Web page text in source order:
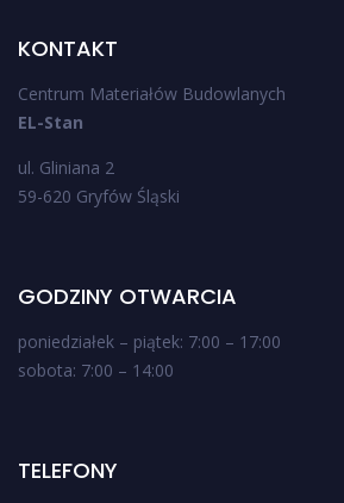
KONTAKT
Centrum Materiałów Budowlanych
EL-Stan
ul. Gliniana 2
59-620 Gryfów Śląski
GODZINY OTWARCIA
poniedziałek – piątek: 7:00 – 17:00
sobota: 7:00 – 14:00
TELEFONY